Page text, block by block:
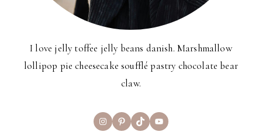
I love jelly toffee jelly beans danish. Marshmallow
lollipop pie cheesecake soufflé pastry chocolate bear
claw.
InstagramPinterest
TikTokYouTube